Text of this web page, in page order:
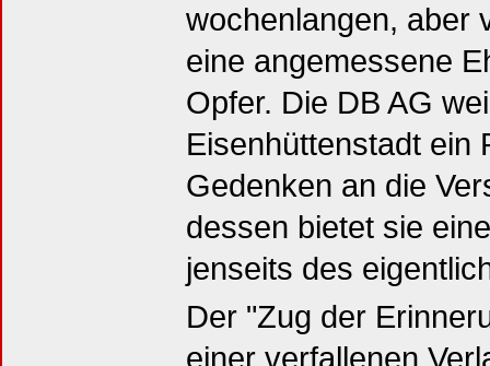
wochenlangen, aber
eine angemessene
Opfer. Die DB AG
Eisenhüttenstadt ein
Gedenken an die
dessen bietet sie
jenseits des
Der "Zug der
einer verfallenen